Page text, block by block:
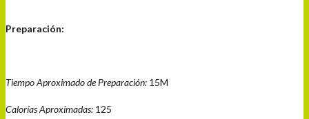
Preparación:
Tiempo Aproximado de Preparación: 15M
Calorías Aproximadas: 125